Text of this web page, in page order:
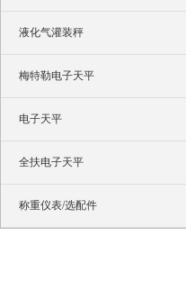
液化气灌装秤
梅特勒电子天平
电子天平
全扶电子天平
称重仪表/选配件